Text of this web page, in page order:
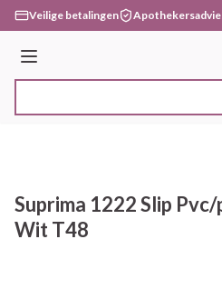
Ga naar de inhoud
Veilige betalingen
Menu
Suprima 1222 Slip
Wit T48